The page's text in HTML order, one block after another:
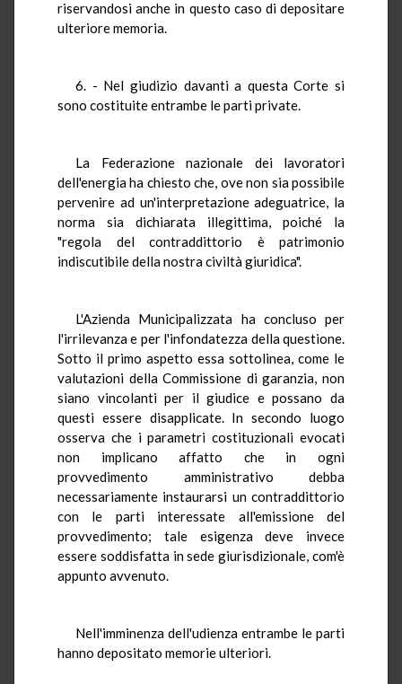
riservandosi anche in questo caso di depositare
ulteriore memoria.
6. - Nel giudizio davanti a questa Corte si
sono costituite entrambe le parti private.
La Federazione nazionale dei lavoratori
dell'energia ha chiesto che, ove non sia possibile
pervenire ad un'interpretazione adeguatrice, la
norma sia dichiarata illegittima, poiché la
"regola del contraddittorio è patrimonio
indiscutibile della nostra civiltà giuridica".
L'Azienda Municipalizzata ha concluso per
l'irrilevanza e per l'infondatezza della questione.
Sotto il primo aspetto essa sottolinea, come le
valutazioni della Commissione di garanzia, non
siano vincolanti per il giudice e possano da
questi essere disapplicate. In secondo luogo
osserva che i parametri costituzionali evocati
non implicano affatto che in ogni
provvedimento amministrativo debba
necessariamente instaurarsi un contraddittorio
con le parti interessate all'emissione del
provvedimento; tale esigenza deve invece
essere soddisfatta in sede giurisdizionale, com'è
appunto avvenuto.
Nell'imminenza dell'udienza entrambe le parti
hanno depositato memorie ulteriori.